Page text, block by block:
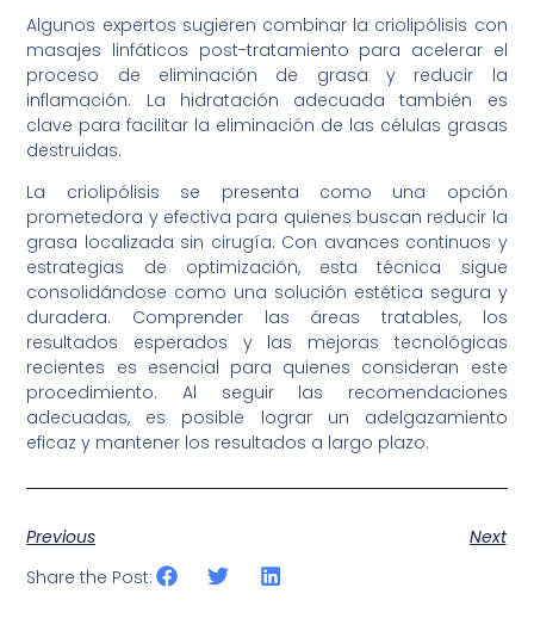
Algunos expertos sugieren combinar la criolipólisis con
masajes linfáticos post-tratamiento para acelerar el
proceso de eliminación de grasa y reducir la
inflamación. La hidratación adecuada también es
clave para facilitar la eliminación de las células grasas
destruidas.
La criolipólisis se presenta como una opción
prometedora y efectiva para quienes buscan reducir la
grasa localizada sin cirugía. Con avances continuos y
estrategias de optimización, esta técnica sigue
consolidándose como una solución estética segura y
duradera. Comprender las áreas tratables, los
resultados esperados y las mejoras tecnológicas
recientes es esencial para quienes consideran este
procedimiento. Al seguir las recomendaciones
adecuadas, es posible lograr un adelgazamiento
eficaz y mantener los resultados a largo plazo.
Previous
Next
Share the Post: